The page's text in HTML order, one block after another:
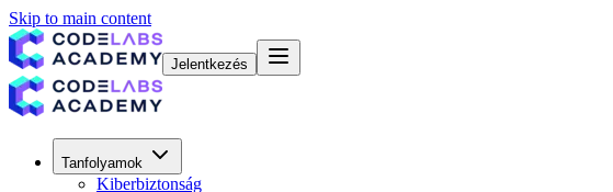
Skip to main content
Jelentkezés
Tanfolyamok
Kiberbiztonság